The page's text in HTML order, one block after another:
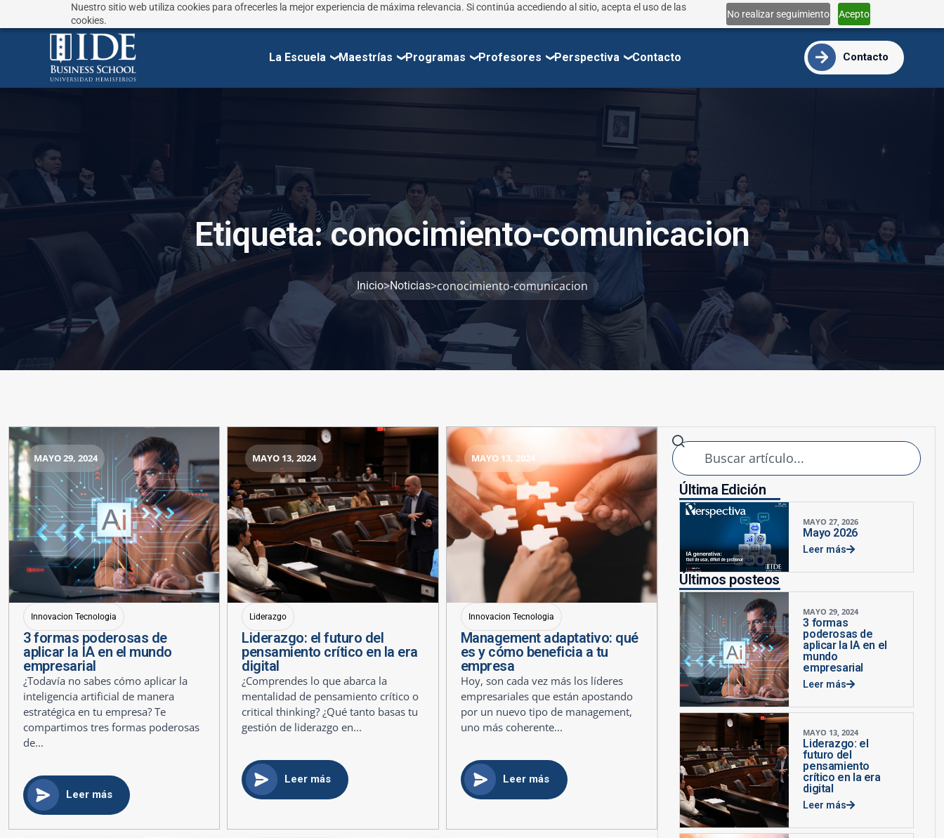
Nuestro sitio web utiliza cookies para ofrecerles la mejor experiencia de máxima relevancia. Si continúa accediendo al sitio, acepta el uso de las
cookies.
No realizar seguimiento Acepto
¿No sabes que estudiar?Responde estas preguntas Lun - Vie 9:00 - 18:00 info@ide.edu.ec
La Escuela Maestrías Programas Profesores Perspectiva Contacto Contacto
Etiqueta:conocimiento-comunicacion
Inicio>Noticias>conocimiento-comunicacion
MAYO 29, 2024
Innovacion Tecnologia
3 formas poderosas de
aplicar la IA en el mundo
empresarial
¿Todavía no sabes cómo aplicar la
inteligencia artificial de manera
estratégica en tu empresa? Te
compartimos tres formas poderosas
de...
Leer más
MAYO 13, 2024
Liderazgo
Liderazgo: el futuro del
pensamiento crítico en la era
digital
¿Comprendes lo que abarca la
mentalidad de pensamiento crítico o
critical thinking? ¿Qué tanto basas tu
gestión de liderazgo en...
Leer más
MAYO 13, 2024
Innovacion Tecnologia
Management adaptativo: qué
es y cómo beneficia a tu
empresa
Hoy, son cada vez más los líderes
empresariales que están apostando
por un nuevo tipo de management,
uno más coherente...
Leer más
Última Edición
MAYO 27, 2026
Mayo 2026
Leer más
Últimos posteos
MAYO 29, 2024
3 formas
poderosas de
aplicar la IA en el
mundo
empresarial
Leer más
MAYO 13, 2024
Liderazgo: el
futuro del
pensamiento
crítico en la era
digital
Leer más